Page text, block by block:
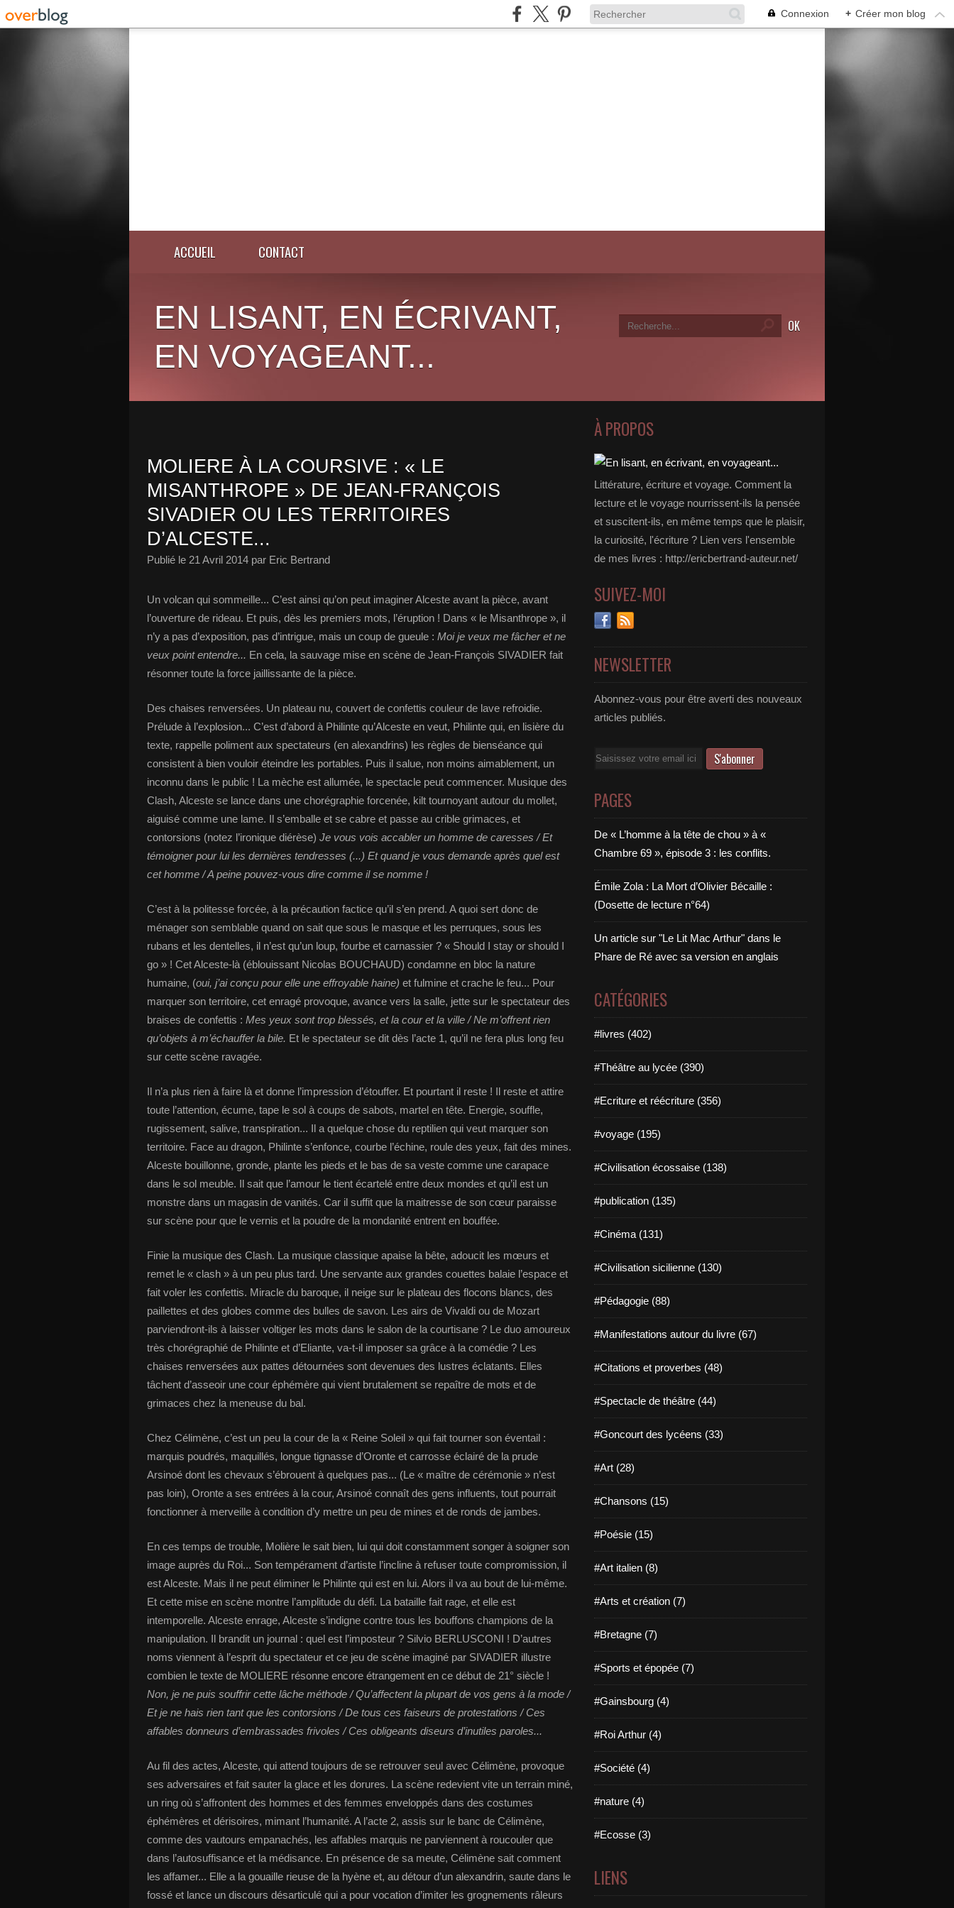
Connexion + Créer mon blog
ACCUEIL CONTACT
EN LISANT, EN ÉCRIVANT,
EN VOYAGEANT...
MOLIERE À LA COURSIVE : « LE
MISANTHROPE » DE JEAN-FRANÇOIS
SIVADIER OU LES TERRITOIRES
D’ALCESTE...
Publié le 21 Avril 2014 par Eric Bertrand
Un volcan qui sommeille... C’est ainsi qu’on peut imaginer Alceste avant la pièce, avant
l’ouverture de rideau. Et puis, dès les premiers mots, l’éruption ! Dans « le Misanthrope », il
n’y a pas d’exposition, pas d’intrigue, mais un coup de gueule : Moi je veux me fâcher et ne
veux point entendre... En cela, la sauvage mise en scène de Jean-François SIVADIER fait
résonner toute la force jaillissante de la pièce.
Des chaises renversées. Un plateau nu, couvert de confettis couleur de lave refroidie.
Prélude à l’explosion... C’est d’abord à Philinte qu’Alceste en veut, Philinte qui, en lisière du
texte, rappelle poliment aux spectateurs (en alexandrins) les règles de bienséance qui
consistent à bien vouloir éteindre les portables. Puis il salue, non moins aimablement, un
inconnu dans le public ! La mèche est allumée, le spectacle peut commencer. Musique des
Clash, Alceste se lance dans une chorégraphie forcenée, kilt tournoyant autour du mollet,
aiguisé comme une lame. Il s’emballe et se cabre et passe au crible grimaces, et
contorsions (notez l’ironique diérèse) Je vous vois accabler un homme de caresses / Et
témoigner pour lui les dernières tendresses (...) Et quand je vous demande après quel est
cet homme / A peine pouvez-vous dire comme il se nomme !
C’est à la politesse forcée, à la précaution factice qu’il s’en prend. A quoi sert donc de
ménager son semblable quand on sait que sous le masque et les perruques, sous les
rubans et les dentelles, il n’est qu’un loup, fourbe et carnassier ? « Should I stay or should I
go » ! Cet Alceste-là (éblouissant Nicolas BOUCHAUD) condamne en bloc la nature
humaine, (oui, j’ai conçu pour elle une effroyable haine) et fulmine et crache le feu... Pour
marquer son territoire, cet enragé provoque, avance vers la salle, jette sur le spectateur des
braises de confettis : Mes yeux sont trop blessés, et la cour et la ville / Ne m’offrent rien
qu’objets à m’échauffer la bile. Et le spectateur se dit dès l’acte 1, qu’il ne fera plus long feu
sur cette scène ravagée.
Il n’a plus rien à faire là et donne l’impression d’étouffer. Et pourtant il reste ! Il reste et attire
toute l’attention, écume, tape le sol à coups de sabots, martel en tête. Energie, souffle,
rugissement, salive, transpiration... Il a quelque chose du reptilien qui veut marquer son
territoire. Face au dragon, Philinte s’enfonce, courbe l’échine, roule des yeux, fait des mines.
Alceste bouillonne, gronde, plante les pieds et le bas de sa veste comme une carapace
dans le sol meuble. Il sait que l’amour le tient écartelé entre deux mondes et qu’il est un
monstre dans un magasin de vanités. Car il suffit que la maitresse de son cœur paraisse
sur scène pour que le vernis et la poudre de la mondanité entrent en bouffée.
Finie la musique des Clash. La musique classique apaise la bête, adoucit les mœurs et
remet le « clash » à un peu plus tard. Une servante aux grandes couettes balaie l’espace et
fait voler les confettis. Miracle du baroque, il neige sur le plateau des flocons blancs, des
paillettes et des globes comme des bulles de savon. Les airs de Vivaldi ou de Mozart
parviendront-ils à laisser voltiger les mots dans le salon de la courtisane ? Le duo amoureux
très chorégraphié de Philinte et d’Eliante, va-t-il imposer sa grâce à la comédie ? Les
chaises renversées aux pattes détournées sont devenues des lustres éclatants. Elles
tâchent d’asseoir une cour éphémère qui vient brutalement se repaître de mots et de
grimaces chez la meneuse du bal.
Chez Célimène, c’est un peu la cour de la « Reine Soleil » qui fait tourner son éventail :
marquis poudrés, maquillés, longue tignasse d’Oronte et carrosse éclairé de la prude
Arsinoé dont les chevaux s’ébrouent à quelques pas... (Le « maître de cérémonie » n’est
pas loin), Oronte a ses entrées à la cour, Arsinoé connaît des gens influents, tout pourrait
fonctionner à merveille à condition d’y mettre un peu de mines et de ronds de jambes.
En ces temps de trouble, Molière le sait bien, lui qui doit constamment songer à soigner son
image auprès du Roi... Son tempérament d’artiste l’incline à refuser toute compromission, il
est Alceste. Mais il ne peut éliminer le Philinte qui est en lui. Alors il va au bout de lui-même.
Et cette mise en scène montre l’amplitude du défi. La bataille fait rage, et elle est
intemporelle. Alceste enrage, Alceste s’indigne contre tous les bouffons champions de la
manipulation. Il brandit un journal : quel est l’imposteur ? Silvio BERLUSCONI ! D’autres
noms viennent à l’esprit du spectateur et ce jeu de scène imaginé par SIVADIER illustre
combien le texte de MOLIERE résonne encore étrangement en ce début de 21° siècle !
Non, je ne puis souffrir cette lâche méthode / Qu’affectent la plupart de vos gens à la mode /
Et je ne hais rien tant que les contorsions / De tous ces faiseurs de protestations / Ces
affables donneurs d’embrassades frivoles / Ces obligeants diseurs d’inutiles paroles...
Au fil des actes, Alceste, qui attend toujours de se retrouver seul avec Célimène, provoque
ses adversaires et fait sauter la glace et les dorures. La scène redevient vite un terrain miné,
un ring où s’affrontent des hommes et des femmes enveloppés dans des costumes
éphémères et dérisoires, mimant l’humanité. A l’acte 2, assis sur le banc de Célimène,
comme des vautours empanachés, les affables marquis ne parviennent à roucouler que
dans l’autosuffisance et la médisance. En présence de sa meute, Célimène sait comment
les affamer... Elle a la gouaille rieuse de la hyène et, au détour d’un alexandrin, saute dans le
fossé et lance un discours désarticulé qui a pour vocation d’imiter les grognements râleurs
À PROPOS
Littérature, écriture et voyage. Comment la
lecture et le voyage nourrissent-ils la pensée
et suscitent-ils, en même temps que le plaisir,
la curiosité, l'écriture ? Lien vers l'ensemble
de mes livres : http://ericbertrand-auteur.net/
SUIVEZ-MOI
NEWSLETTER
Abonnez-vous pour être averti des nouveaux
articles publiés.
Email
PAGES
De « L’homme à la tête de chou » à «
Chambre 69 », épisode 3 : les conflits.
Émile Zola : La Mort d’Olivier Bécaille :
(Dosette de lecture n°64)
Un article sur "Le Lit Mac Arthur" dans le
Phare de Ré avec sa version en anglais
CATÉGORIES
#livres (402)
#Théâtre au lycée (390)
#Ecriture et réécriture (356)
#voyage (195)
#Civilisation écossaise (138)
#publication (135)
#Cinéma (131)
#Civilisation sicilienne (130)
#Pédagogie (88)
#Manifestations autour du livre (67)
#Citations et proverbes (48)
#Spectacle de théâtre (44)
#Goncourt des lycéens (33)
#Art (28)
#Chansons (15)
#Poésie (15)
#Art italien (8)
#Arts et création (7)
#Bretagne (7)
#Sports et épopée (7)
#Gainsbourg (4)
#Roi Arthur (4)
#Société (4)
#nature (4)
#Ecosse (3)
LIENS